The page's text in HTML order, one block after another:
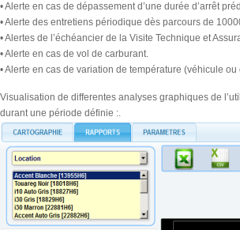
• Alerte en cas de dépassement d’une durée d’arrêt
• Alerte des entretiens périodique dès parcours de
• Alertes de l’échéancier de la Visite Technique et
• Alerte en cas de vol de carburant.
• Alerte en cas de variation de température (véhicule
Visualisation de differentes analyses graphiques de
durant une période définie :.